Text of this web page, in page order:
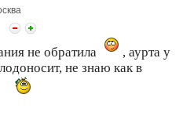
не обратила
, аурта у
не знаю как в